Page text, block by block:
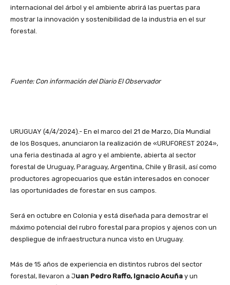
internacional del árbol y el ambiente abrirá las puertas para
mostrar la innovación y sostenibilidad de la industria en el sur
forestal.
Fuente: Con información del Diario El Observador
URUGUAY (4/4/2024).- En el marco del 21 de Marzo, Día Mundial
de los Bosques, anunciaron la realización de «URUFOREST 2024»,
una feria destinada al agro y el ambiente, abierta al sector
forestal de Uruguay, Paraguay, Argentina, Chile y Brasil, así como
productores agropecuarios que están interesados en conocer
las oportunidades de forestar en sus campos.
Será en octubre en Colonia y está diseñada para demostrar el
máximo potencial del rubro forestal para propios y ajenos con un
despliegue de infraestructura nunca visto en Uruguay.
Más de 15 años de experiencia en distintos rubros del sector
forestal, llevaron a Juan Pedro Raffo, Ignacio Acuña y un